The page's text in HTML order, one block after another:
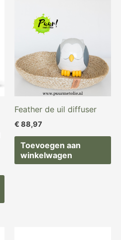
Feather de uil diffuser
€ 88,97
Toevoegen aan
winkelwagen